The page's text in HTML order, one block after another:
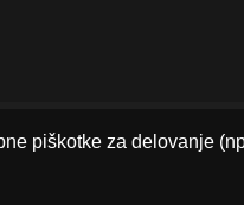
piškotke za delovanje
© 2013 - 2026